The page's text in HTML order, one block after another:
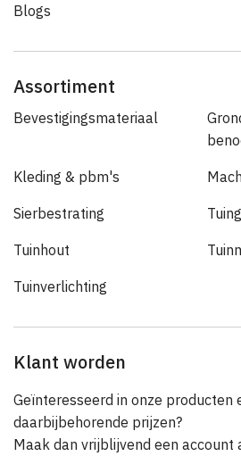
Blogs
Assortiment
Bevestigingsmateriaal
Kleding & pbm's
Sierbestrating
Tuinhout
Tuinverlichting
Klant worden
Geïnteresseerd in onze producten
daarbijbehorende prijzen?
Maak dan vrijblijvend een account